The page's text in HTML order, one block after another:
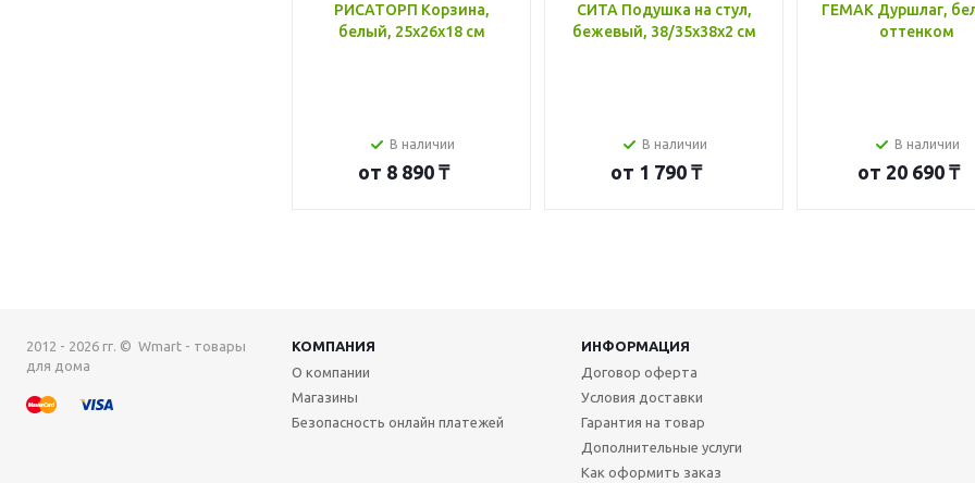
РИСАТОРП Корзина,
белый, 25x26x18 см
В наличии
от 8 890 ₸
СИТА Подушка на стул,
бежевый, 38/35x38x2 см
В наличии
от 1 790 ₸
ГЕМАК Дуршлаг,
оттенком
В наличии
от 20 690 ₸
2012 - 2026 гг. © Wmart - товары
для дома
КОМПАНИЯ
ИНФОРМАЦИЯ
О компании
Магазины
Безопасность онлайн платежей
Договор оферта
Условия доставки
Гарантия на товар
Дополнительные услуги
Как оформить заказ